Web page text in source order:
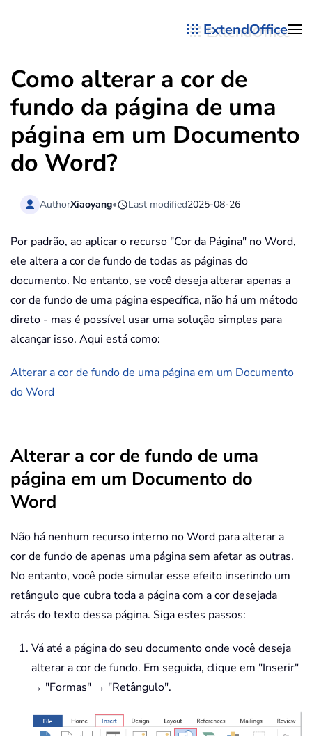
ExtendOffice
Como alterar a cor de
fundo da página de uma
página em um Documento
do Word?
AuthorXiaoyang• Last modified2025-08-26
Por padrão, ao aplicar o recurso "Cor da Página" no Word,
ele altera a cor de fundo de todas as páginas do
documento. No entanto, se você deseja alterar apenas a
cor de fundo de uma página específica, não há um método
direto - mas é possível usar uma solução simples para
alcançar isso. Aqui está como:
Alterar a cor de fundo de uma página em um Documento
do Word
Alterar a cor de fundo de uma
página em um Documento do
Word
Não há nenhum recurso interno no Word para alterar a
cor de fundo de apenas uma página sem afetar as outras.
No entanto, você pode simular esse efeito inserindo um
retângulo que cubra toda a página com a cor desejada
atrás do texto dessa página. Siga estes passos:
Vá até a página do seu documento onde você deseja
alterar a cor de fundo. Em seguida, clique em "Inserir"
→ "Formas" → "Retângulo".